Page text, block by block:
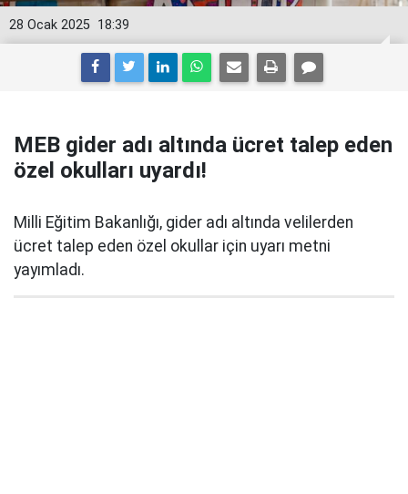
18:39
28 Ocak 2025
MEB gider adı altında ücret talep eden
özel okulları uyardı!
Milli Eğitim Bakanlığı, gider adı altında velilerden
ücret talep eden özel okullar için uyarı metni
yayımladı.